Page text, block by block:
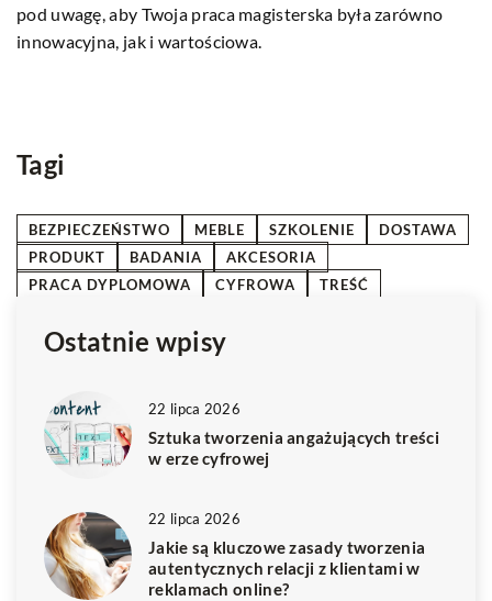
pod uwagę, aby Twoja praca magisterska była zarówno
innowacyjna, jak i wartościowa.
Tagi
BEZPIECZEŃSTWO MEBLE SZKOLENIE
DOSTAWA
PRODUKT
BADANIA
AKCESORIA
PRACA DYPLOMOWA
CYFROWA TREŚĆ
Ostatnie wpisy
22 lipca 2026
Sztuka tworzenia angażujących treści
w erze cyfrowej
22 lipca 2026
Jakie są kluczowe zasady tworzenia
autentycznych relacji z klientami w
reklamach online?